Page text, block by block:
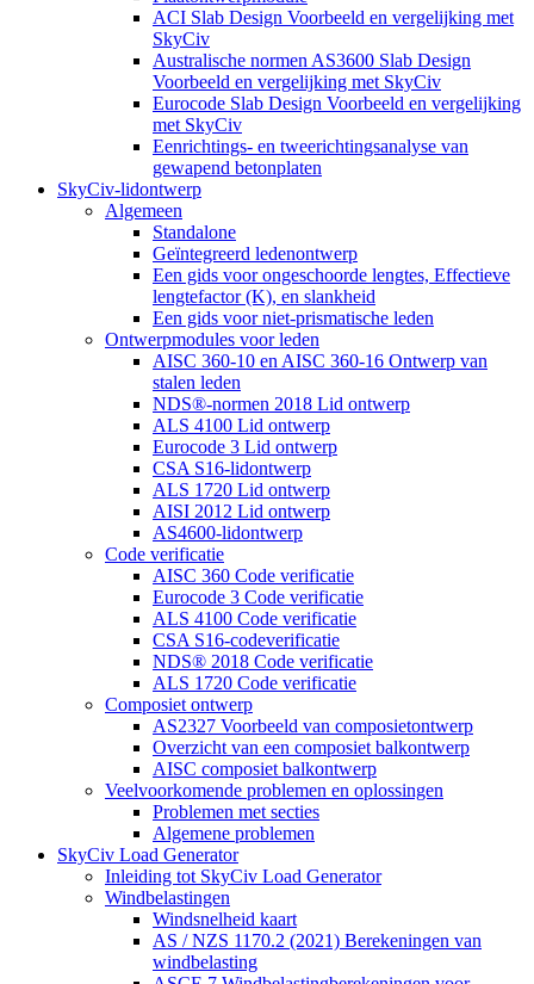
ACI Slab Design Voorbeeld en vergelijking met
SkyCiv
Australische normen AS3600 Slab Design
Voorbeeld en vergelijking met SkyCiv
Eurocode Slab Design Voorbeeld en vergelijking
met SkyCiv
Eenrichtings- en tweerichtingsanalyse van
gewapend betonplaten
SkyCiv-lidontwerp
Algemeen
Standalone
Geïntegreerd ledenontwerp
Een gids voor ongeschoorde lengtes, Effectieve
lengtefactor (K), en slankheid
Een gids voor niet-prismatische leden
Ontwerpmodules voor leden
AISC 360-10 en AISC 360-16 Ontwerp van
stalen leden
NDS®-normen 2018 Lid ontwerp
ALS 4100 Lid ontwerp
Eurocode 3 Lid ontwerp
CSA S16-lidontwerp
ALS 1720 Lid ontwerp
AISI 2012 Lid ontwerp
AS4600-lidontwerp
Code verificatie
AISC 360 Code verificatie
Eurocode 3 Code verificatie
ALS 4100 Code verificatie
CSA S16-codeverificatie
NDS® 2018 Code verificatie
ALS 1720 Code verificatie
Composiet ontwerp
AS2327 Voorbeeld van composietontwerp
Overzicht van een composiet balkontwerp
AISC composiet balkontwerp
Veelvoorkomende problemen en oplossingen
Problemen met secties
Algemene problemen
SkyCiv Load Generator
Inleiding tot SkyCiv Load Generator
Windbelastingen
Windsnelheid kaart
AS / NZS 1170.2 (2021) Berekeningen van
windbelasting